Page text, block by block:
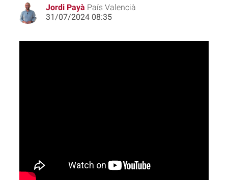
Jordi Payà País Valencià
31/07/2024 08:35